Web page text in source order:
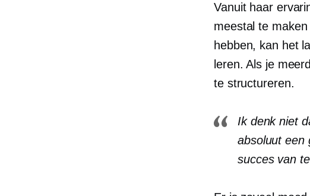
Vanuit haar
meestal te
hebben, kan het
leren. Als je
te structureren.
Ik denk niet
absoluut een
succes van